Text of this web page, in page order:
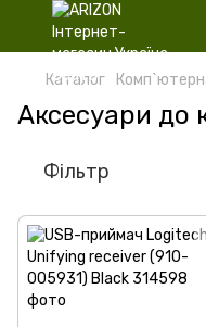
Каталог
Аксесуари до
Фільтр